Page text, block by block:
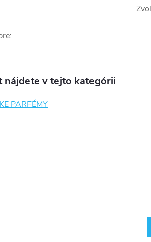
:
nájdete v tejto kategórii
PARFÉMY